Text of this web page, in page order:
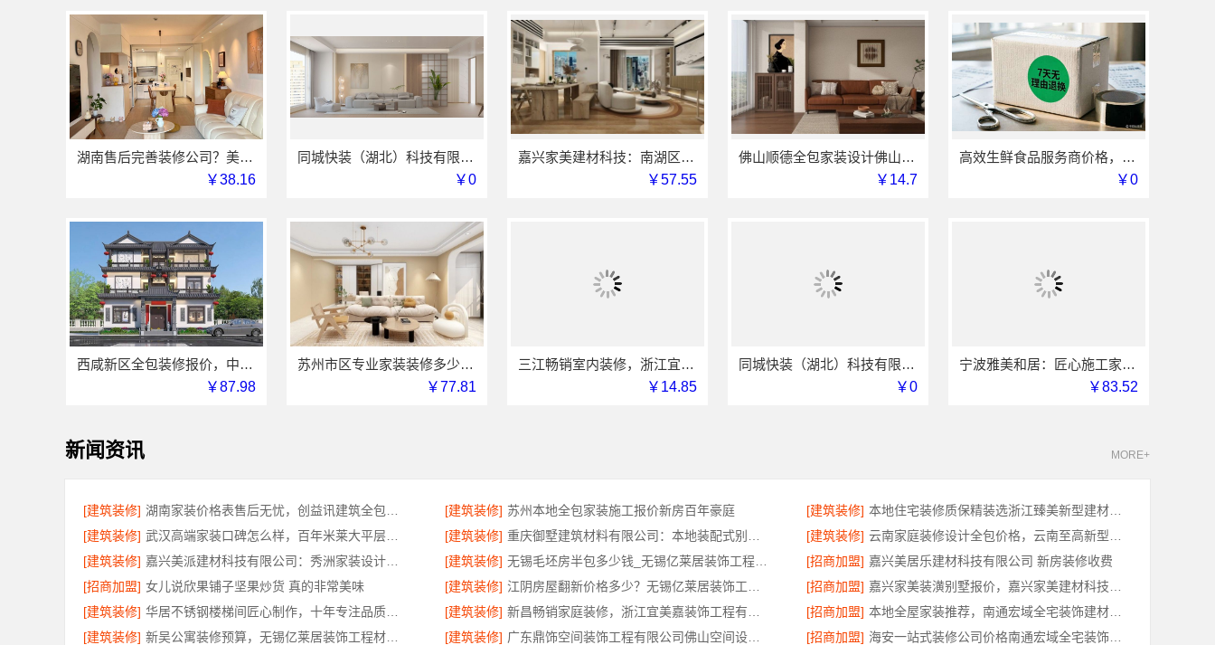
湖南售后完善装修公司？美学筑家
￥38.16
同城快装（湖北）科技有限公司精装房翻新设计零增项
￥0
嘉兴家美建材科技：南湖区装修家居专业团队服务
￥57.55
佛山顺德全包家装设计佛山市雅居美家建筑装饰工程有限公司
￥14.7
高效生鲜食品服务商价格，湖北省惠物电子商务有限公司透明报价
￥0
西咸新区全包装修报价，中蓝建投（北京）建设有限公司武功分公司透明报价
￥87.98
苏州市区专业家装装修多少钱 苏州百年豪庭新材料有限公司
￥77.81
三江畅销室内装修，浙江宜美嘉装饰工程有限公司品质保障
￥14.85
同城快装（湖北）科技有限公司光谷公寓极简风改造
￥0
宁波雅美和居：匠心施工家装对接渠道
￥83.52
新闻资讯 MORE+
[建筑装修] [建筑装修] 苏州本地全包家装施工报价新房百年豪庭 [建筑装修]
[建筑装修]
[建筑装修] [建筑装修]
[建筑装修]
[建筑装修] [招商加盟] 嘉兴美居乐建材科技有限公司 新房装修收费
[招商加盟] 女儿说欣果铺子坚果炒货 真的非常美味 [建筑装修] [招商加盟]
[建筑装修]
[建筑装修] [招商加盟]
[建筑装修]
[建筑装修] [招商加盟]